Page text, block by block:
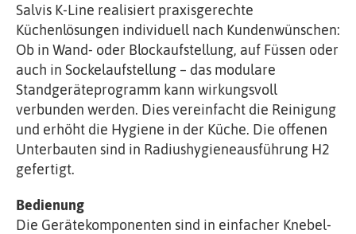
Salvis K-Line realisiert praxisgerechte
Küchenlösungen individuell nach Kundenwünschen:
Ob in Wand- oder Blockaufstellung, auf Füssen oder
auch in Sockelaufstellung – das modulare
Standgeräteprogramm kann wirkungsvoll
verbunden werden. Dies vereinfacht die Reinigung
und erhöht die Hygiene in der Küche. Die offenen
Unterbauten sind in Radiushygieneausführung H2
gefertigt.
Bedienung
Die Gerätekomponenten sind in einfacher Knebel-